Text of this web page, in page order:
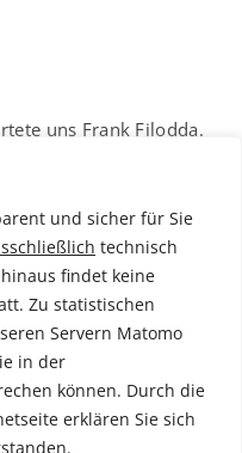
und sicher für Sie
technisch
findet keine
Zu statistischen
Servern Matomo
in der
können. Durch die
erklären Sie sich
uns Frank Filodda.
Honige, Länder-
Trade […]